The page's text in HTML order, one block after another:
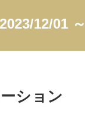
2023/12/01
ション